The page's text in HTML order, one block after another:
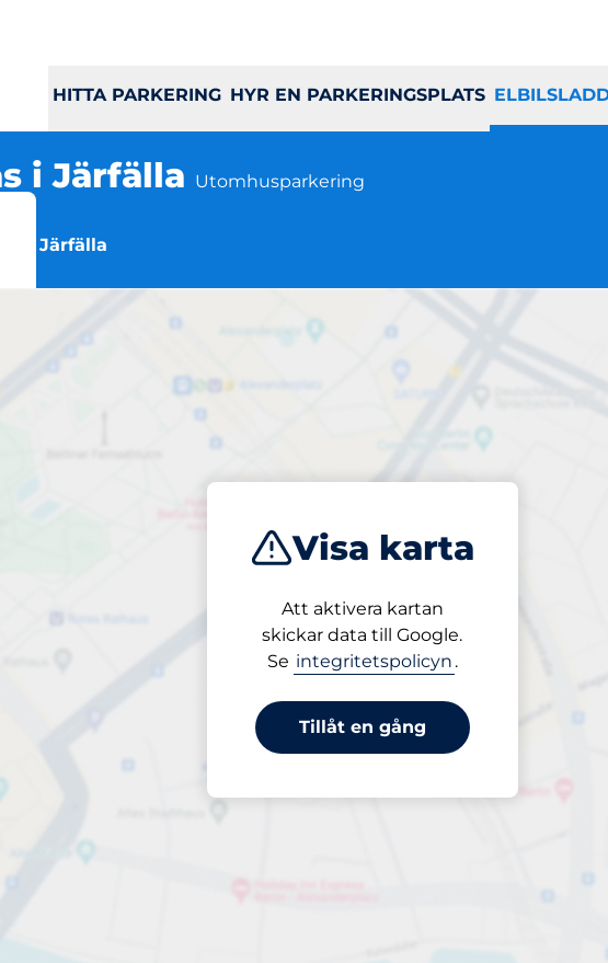
HITTA PARKERING HYR EN PARKERINGSPLATS
i Järfälla Utomhusparkering
i Järfälla
Visa karta
Att aktivera kartan
skickar data till Google.
Se integritetspolicyn .
Tillåt en gång
HSB Brf Aspnäs i